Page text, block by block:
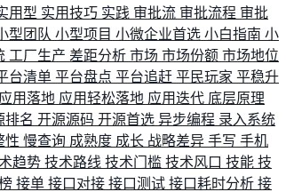
用型 实用技巧 实践 审批流 审批流程 审批
型团队 小型项目 小微企业首选 小白指南 小
工厂生产 差距分析 市场 市场份额 市场地位
台清单 平台盘点 平台追赶 平民玩家 平稳升
应用落地 应用轻松落地 应用迭代 底层原理
排名 开源源码 开源首选 异步编程 录入系统
性 慢查询 成熟度 成长 战略差异 手写 手机
趋势 技术路线 技术门槛 技术风口 技能 技
接单 接口对接 接口测试 接口耗时分析 接